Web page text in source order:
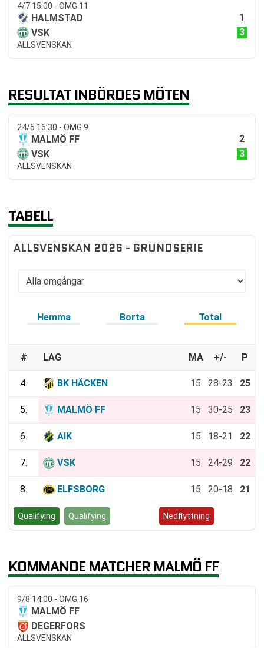
4/7 15:00 - OMG 11
HALMSTAD
1
VSK
3
ALLSVENSKAN
RESULTAT INBÖRDES MÖTEN
24/5 16:30 - OMG 9
MALMÖ FF
2
VSK
3
ALLSVENSKAN
TABELL
ALLSVENSKAN 2026 - GRUNDSERIE
Hemma Borta Total
# LAG MA +/- P
4. BK HÄCKEN 15 28-23 25
5. MALMÖ FF 15 30-25 23
6. AIK 15 18-21 22
7. VSK 15 24-29 22
8. ELFSBORG 15 20-18 21
Qualifying Qualifying Nedflyttning
KOMMANDE MATCHER MALMÖ FF
9/8 14:00 - OMG 16
MALMÖ FF
DEGERFORS
ALLSVENSKAN